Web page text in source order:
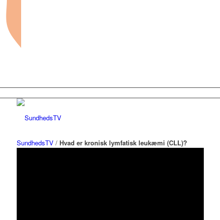
SundhedsTV / Hvad er kronisk lymfatisk leukæmi (CLL)?